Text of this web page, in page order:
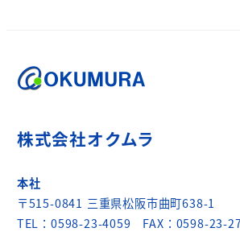
株式会社オクムラ
本社
〒515-0841 三重県松阪市曲町638-1
TEL：0598-23-4059 FAX：0598-23-